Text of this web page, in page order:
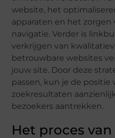
website, het
apparaten en het zorgen
navigatie. Verder is
verkrijgen van
betrouwbare websites
jouw site. Door deze
passen, kun je de positie
zoekresultaten
bezoekers aantrekken.
Het proces van